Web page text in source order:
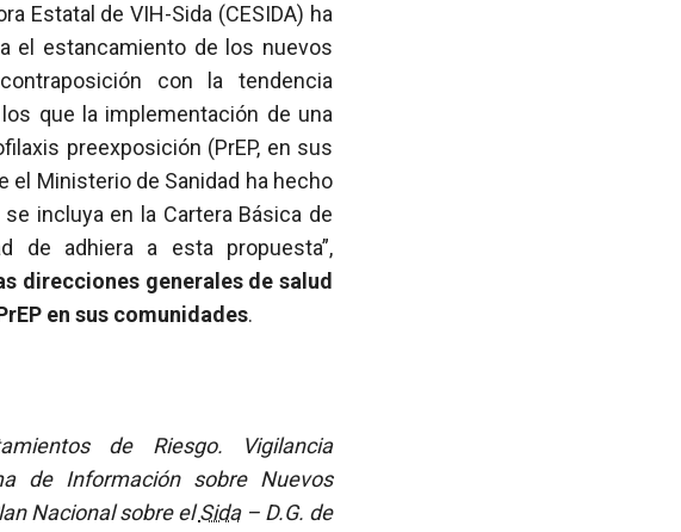
Estatal de VIH-Sida (CESIDA) ha
el estancamiento de los nuevos
con la tendencia
que la implementación de una
preexposición (PrEP, en sus
el Ministerio de Sanidad ha hecho
incluya en la Cartera Básica de
de adhiera a esta propuesta”,
direcciones generales de salud
en sus comunidades.
de Riesgo. Vigilancia
de Información sobre Nuevos
Nacional sobre elSida– D.G. de